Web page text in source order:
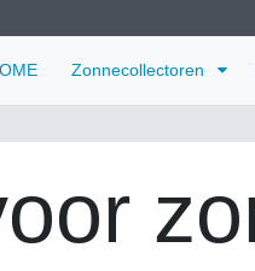
Zonnecollectoren